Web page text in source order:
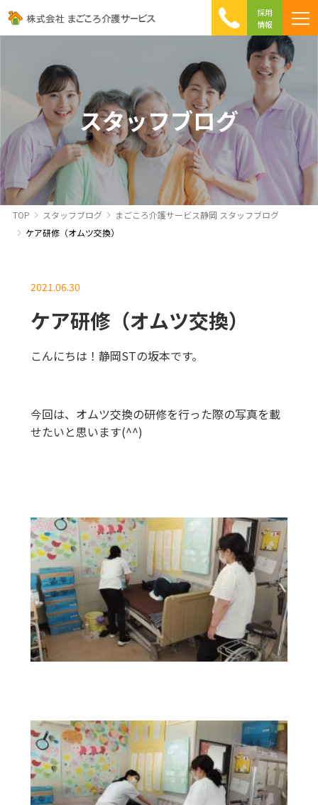
採用
情報
ころ介護の特徴
への取り組み
相談 Q&A
て介護を利用する方へ
スタッフブログ
TOP スタッフブログ
まごころ介護サービス静岡 スタッフブログ
ケア研修（オムツ交換）
2021.06.30
ケア研修（オムツ交換）
こんにちは！静岡STの坂本です。
今回は、オムツ交換の研修を行った際の写真を載
せたいと思います(^^)